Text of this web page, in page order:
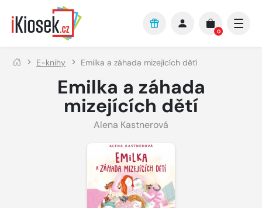
Přejít na hlavní obsah
0
E-knihy Emilka a záhada mizejících dětí
Emilka a záhada
mizejících dětí
Alena Kastnerová